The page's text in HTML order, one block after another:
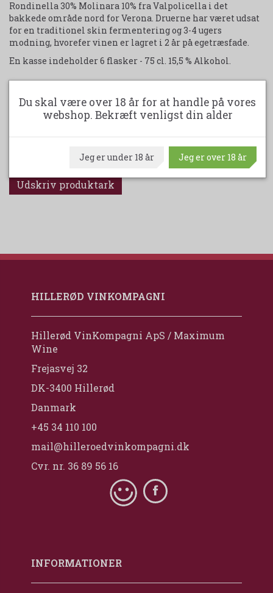
Rondinella 30% Molinara 10% fra Valpolicella i det
bakkede område nord for Verona. Druerne har været udsat
for en traditionel skin fermentering og 3-4 ugers
modning, hvorefer vinen er lagret i 2 år på egetræsfade.
En kasse indeholder 6 flasker - 75 cl. 15,5 % Alkohol.
Model/varenr.: 1000-600-60-50-10-11
Læg i kurv
Udskriv produktark
HILLERØD VINKOMPAGNI
Hillerød VinKompagni ApS / Maximum
Wine
Frejasvej 32
DK-3400 Hillerød
Danmark
+45 34 110 100
mail@hilleroedvinkompagni.dk
Cvr. nr. 36 89 56 16
INFORMATIONER
Du skal være over 18 år for at handle på vores
webshop. Bekræft venligst din alder
Jeg er under 18 år Jeg er over 18 år